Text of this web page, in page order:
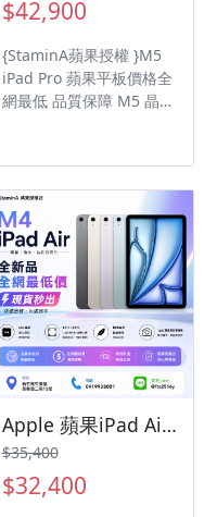
$42,900
{StaminA蘋果授權 }M5
iPad Pro 蘋果平板價格全
網最低 品質保障 M5 晶片
Apple 蘋果iPad Air 13吋 256G WiFi/ipadair8/ipadairM4/ipadair
$35,400
$32,400